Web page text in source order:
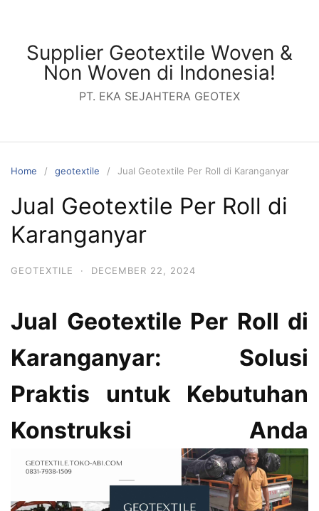
contentSupplier Geotextile Woven &
Non Woven di Indonesia!
PT. EKA SEJAHTERA GEOTEX
Home geotextile Jual Geotextile Per Roll di Karanganyar
Jual Geotextile Per Roll di
Karanganyar
GEOTEXTILE · DECEMBER 22, 2024
Jual Geotextile Per Roll di
Karanganyar: Solusi
Praktis untuk Kebutuhan
Konstruksi Anda